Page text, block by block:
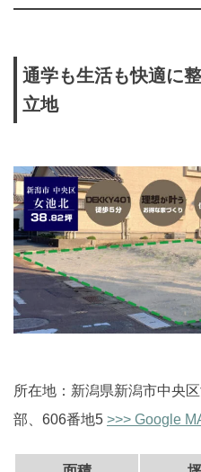
通学も生活も快適に
立地
所在地：新潟県新潟市中央
部、606番地5 >>> Google